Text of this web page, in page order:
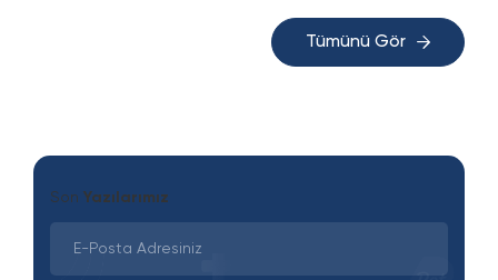
Tümünü Gör
Son Yazılarımız